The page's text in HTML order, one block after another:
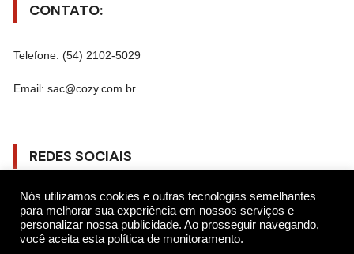
CONTATO:
Telefone: (54) 2102-5029
Email: sac@cozy.com.br
REDES SOCIAIS
Nós utilizamos cookies e outras tecnologias semelhantes
para melhorar sua experiência em nossos serviços e
personalizar nossa publicidade. Ao prosseguir navegando,
você aceita esta política de monitoramento.